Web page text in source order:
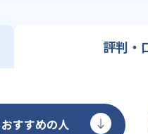
評判・
おすすめの人